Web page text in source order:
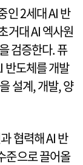
인 2세대 AI 반
거대 AI 엑사원
검증한다. 퓨
반도체를 개발
설계, 개발, 양
협력해 AI 반
준으로 끌어올